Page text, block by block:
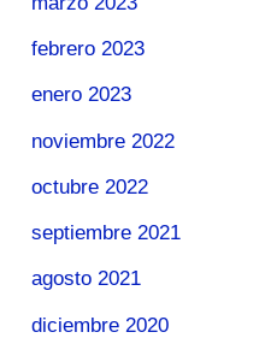
febrero 2023
enero 2023
noviembre 2022
octubre 2022
septiembre 2021
agosto 2021
diciembre 2020